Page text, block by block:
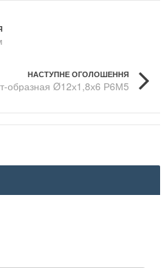
НАСТУПНЕ ОГОЛОШЕННЯ
образная Ø12х1,8х6 Р6М5